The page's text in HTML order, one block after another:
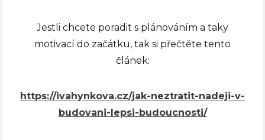
Jestli chcete poradit s plánováním a taky
motivací do začátku, tak si přečtěte tento
článek:
https://ivahynkova.cz/jak-neztratit-nadeji-v-
budovani-lepsi-budoucnosti/